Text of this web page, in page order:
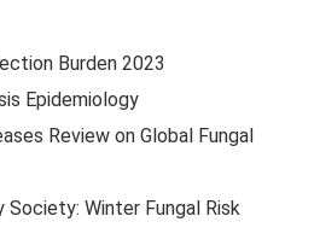
Burden 2023
Epidemiology
Review on Global Fungal
Winter Fungal Risk